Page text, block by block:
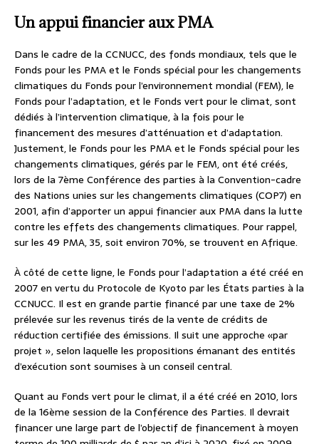
Un appui financier aux PMA
Dans le cadre de la CCNUCC, des fonds mondiaux, tels que le
Fonds pour les PMA et le Fonds spécial pour les changements
climatiques du Fonds pour l’environnement mondial (FEM), le
Fonds pour l’adaptation, et le Fonds vert pour le climat, sont
dédiés à l’intervention climatique, à la fois pour le
financement des mesures d’atténuation et d’adaptation.
Justement, le Fonds pour les PMA et le Fonds spécial pour les
changements climatiques, gérés par le FEM, ont été créés,
lors de la 7ème Conférence des parties à la Convention-cadre
des Nations unies sur les changements climatiques (COP7) en
2001, afin d’apporter un appui financier aux PMA dans la lutte
contre les effets des changements climatiques. Pour rappel,
sur les 49 PMA, 35, soit environ 70%, se trouvent en Afrique.
À côté de cette ligne, le Fonds pour l’adaptation a été créé en
2007 en vertu du Protocole de Kyoto par les États parties à la
CCNUCC. Il est en grande partie financé par une taxe de 2%
prélevée sur les revenus tirés de la vente de crédits de
réduction certifiée des émissions. Il suit une approche «par
projet », selon laquelle les propositions émanant des entités
d’exécution sont soumises à un conseil central.
Quant au Fonds vert pour le climat, il a été créé en 2010, lors
de la 16ème session de la Conférence des Parties. Il devrait
financer une large part de l’objectif de financement à moyen